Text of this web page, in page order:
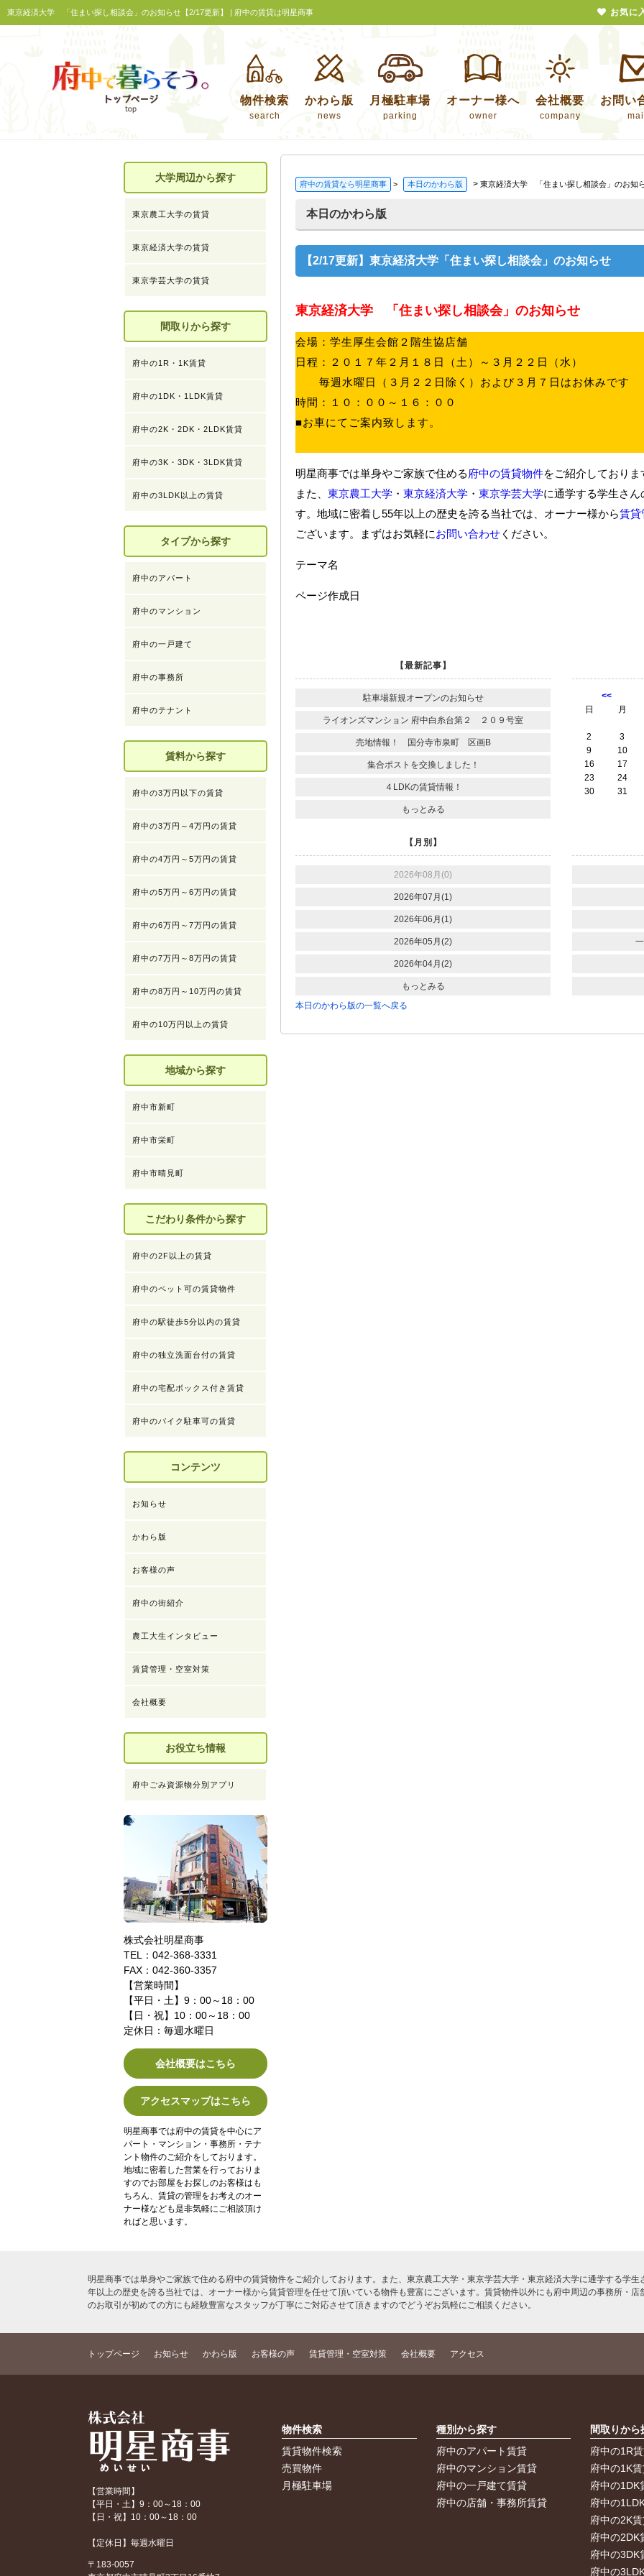
東京経済大学 「住まい探し相談会」のお知らせ【2/17更新】 | 府中の賃貸は明星商事
物件検索
search
かわら版
news
月極駐車場
parking
オーナー様へ
owner
会社概要
company
お問い
mail
府中の賃貸なら明星商事 > 本日のかわら版 > 東京経済大学 「住まい探し相談会」のお知
本日のかわら版
【2/17更新】東京経済大学「住まい探し相談会」のお知らせ
東京経済大学 「住まい探し相談会」のお知らせ
会場：学生厚生会館２階生協店舗
日程：２０１７年２月１８日（土）～３月２２日（水）
毎週水曜日（３月２２日除く）および３月７日はお休みです
時間：１０：００～１６：００
■お車にてご案内致します。
明星商事では単身やご家族で住める府中の賃貸物件をご紹介しておりま
また、 東京農工大学 ・ 東京経済大学 ・ 東京学芸大学に通学する学生さ
す。地域に密着し55年以上の歴史を誇る当社では、オーナー様から賃貸
ございます。まずはお気軽にお問い合わせ ください。
テーマ名
ページ作成日
【最新記事】
駐車場新規オープンのお知らせ
ライオンズマンション 府中白糸台第２ ２０９号室
売地情報！ 国分寺市泉町 区画B
集合ポストを交換しました！
４LDKの賃貸情報！
もっとみる
<<
日
月
2
3
9
10
16
17
23
24
30
31
【月別】
2026年08月(0)
2026年07月(1)
2026年06月(1)
2026年05月(2)
2026年04月(2)
もっとみる
本日のかわら版の一覧へ戻る
大学周辺から探す
東京農工大学の賃貸
東京経済大学の賃貸
東京学芸大学の賃貸
間取りから探す
府中の1R・1K賃貸
府中の1DK・1LDK賃貸
府中の2K・2DK・2LDK賃貸
府中の3K・3DK・3LDK賃貸
府中の3LDK以上の賃貸
タイプから探す
府中のアパート
府中のマンション
府中の一戸建て
府中の事務所
府中のテナント
賃料から探す
府中の3万円以下の賃貸
府中の3万円～4万円の賃貸
府中の4万円～5万円の賃貸
府中の5万円～6万円の賃貸
府中の6万円～7万円の賃貸
府中の7万円～8万円の賃貸
府中の8万円～10万円の賃貸
府中の10万円以上の賃貸
地域から探す
府中市新町
府中市栄町
府中市晴見町
こだわり条件から探す
府中の2F以上の賃貸
府中のペット可の賃貸物件
府中の駅徒歩5分以内の賃貸
府中の独立洗面台付の賃貸
府中の宅配ボックス付き賃貸
府中のバイク駐車可の賃貸
コンテンツ
お知らせ
かわら版
お客様の声
府中の街紹介
農工大生インタビュー
賃貸管理・空室対策
会社概要
お役立ち情報
府中ごみ資源物分別アプリ
株式会社明星商事
TEL：042-368-3331
FAX：042-360-3357
【営業時間】
【平日・土】9：00～18：00
【日・祝】10：00～18：00
定休日：毎週水曜日
会社概要はこちら
アクセスマップはこちら
明星商事では府中の賃貸を中心にア
パート・マンション・事務所・テナ
ント物件のご紹介をしております。
地域に密着した営業を行っておりま
すのでお部屋をお探しのお客様はも
ちろん、賃貸の管理をお考えのオー
ナー様なども是非気軽にご相談頂け
ればと思います。
明星商事では単身やご家族で住める府中の賃貸物件をご紹介しております。また、東京農工大学・東京学芸大学・東京経済大学に通学する学
年以上の歴史を誇る当社では、オーナー様から賃貸管理を任せて頂いている物件も豊富にございます。賃貸物件以外にも府中周辺の事務所・
のお取引が初めての方にも経験豊富なスタッフが丁寧にご対応させて頂きますのでどうぞお気軽にご相談ください。
トップページ お知らせ かわら版 お客様の声 賃貸管理・空室対策 会社概要 アクセス
【営業時間】
【平日・土】9：00～18：00
【日・祝】10：00～18：00
【定休日】毎週水曜日
〒183-0057
物件検索
賃貸物件検索
売買物件
月極駐車場
種別から探す
府中のアパート賃貸
府中のマンション賃貸
府中の一戸建て賃貸
府中の店舗・事務所賃貸
間取りから
府中の1R
府中の1K
府中の1DK
府中の
府中の2K
府中の2DK
府中の3DK
府中の
お気に